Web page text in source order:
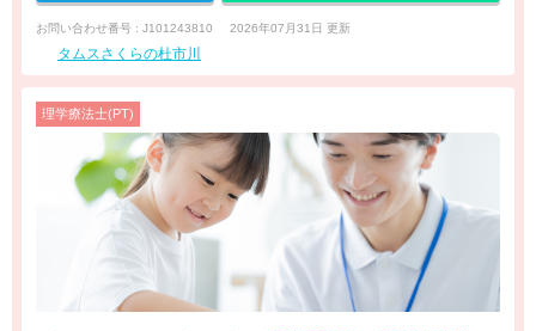
お問い合わせ番号 : J101243810 2026年07月31日 更新
タムスさくらの杜市川
理学療法士(PT)